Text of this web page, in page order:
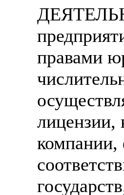
правами
лицензии,
компании,